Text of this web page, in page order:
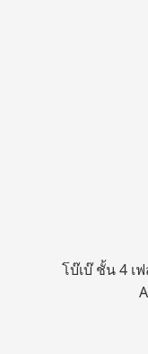
โบ๊เบ๊ ชั้น 4 เ